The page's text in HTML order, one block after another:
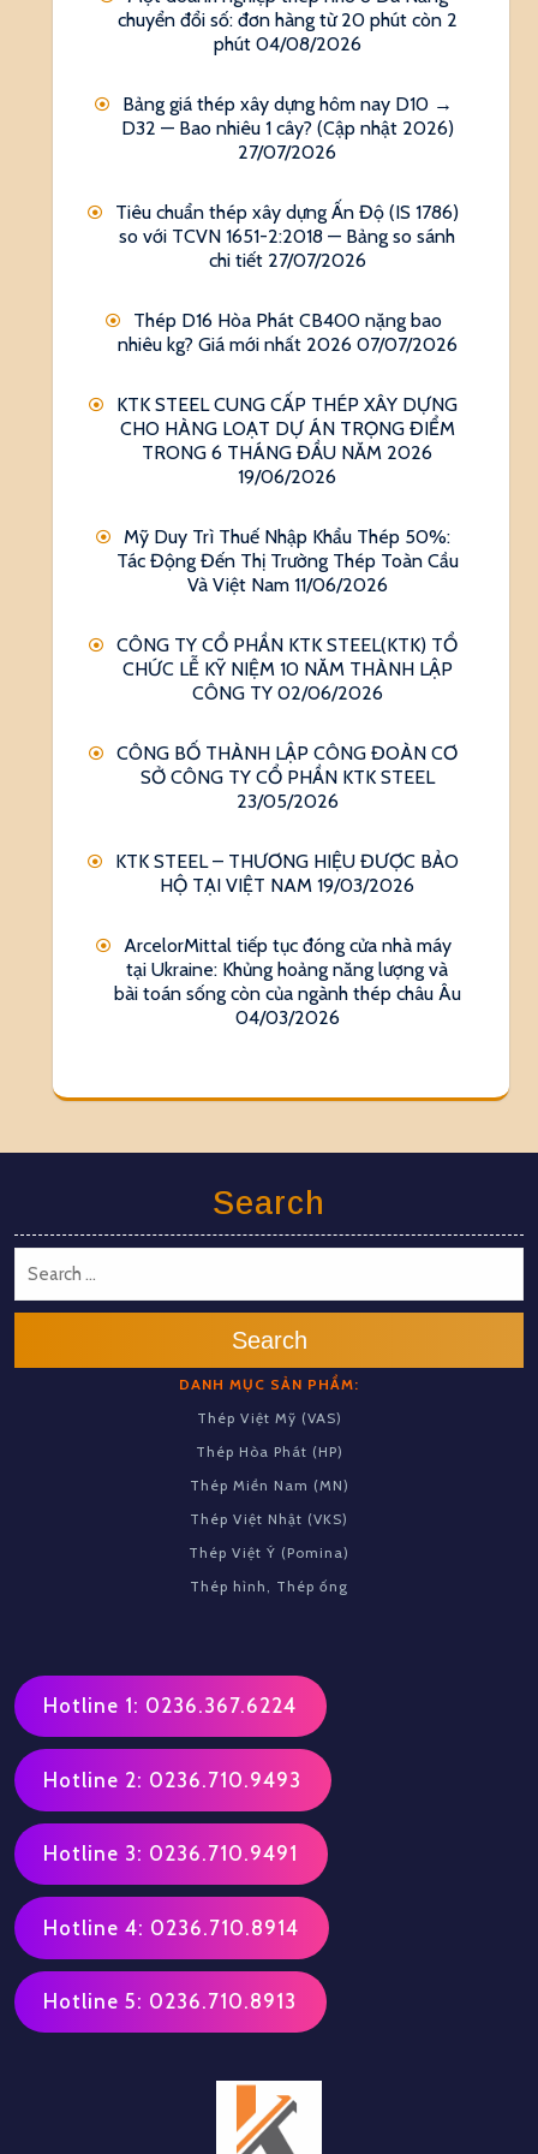
chuyển đổi số: đơn hàng từ 20 phút còn 2
phút 04/08/2026
Bảng giá thép xây dựng hôm nay D10 →
D32 — Bao nhiêu 1 cây? (Cập nhật 2026)
27/07/2026
Tiêu chuẩn thép xây dựng Ấn Độ (IS 1786)
so với TCVN 1651-2:2018 — Bảng so sánh
chi tiết 27/07/2026
Thép D16 Hòa Phát CB400 nặng bao
nhiêu kg? Giá mới nhất 2026 07/07/2026
KTK STEEL CUNG CẤP THÉP XÂY DỰNG
CHO HÀNG LOẠT DỰ ÁN TRỌNG ĐIỂM
TRONG 6 THÁNG ĐẦU NĂM 2026
19/06/2026
Mỹ Duy Trì Thuế Nhập Khẩu Thép 50%:
Tác Động Đến Thị Trường Thép Toàn Cầu
Và Việt Nam 11/06/2026
CÔNG TY CỔ PHẦN KTK STEEL(KTK) TỔ
CHỨC LỄ KỸ NIỆM 10 NĂM THÀNH LẬP
CÔNG TY 02/06/2026
CÔNG BỐ THÀNH LẬP CÔNG ĐOÀN CƠ
SỞ CÔNG TY CỔ PHẦN KTK STEEL
23/05/2026
KTK STEEL – THƯƠNG HIỆU ĐƯỢC BẢO
HỘ TẠI VIỆT NAM 19/03/2026
ArcelorMittal tiếp tục đóng cửa nhà máy
tại Ukraine: Khủng hoảng năng lượng và
bài toán sống còn của ngành thép châu Âu
04/03/2026
Search
Search
DANH MỤC SẢN PHẨM:
Thép Việt Mỹ (VAS)
Thép Hòa Phát (HP)
Thép Miền Nam (MN)
Thép Việt Nhật (VKS)
Thép Việt Ý (Pomina)
Thép hình, Thép ống
Hotline 1: 0236.367.6224
Hotline 2: 0236.710.9493
Hotline 3: 0236.710.9491
Hotline 4: 0236.710.8914
Hotline 5: 0236.710.8913